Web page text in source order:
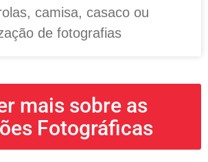
camisa, casaco ou
de fotografias
mais sobre as
Fotográficas